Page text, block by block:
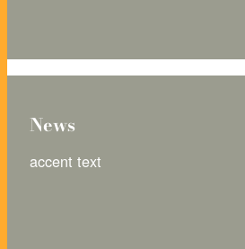
News
accent text